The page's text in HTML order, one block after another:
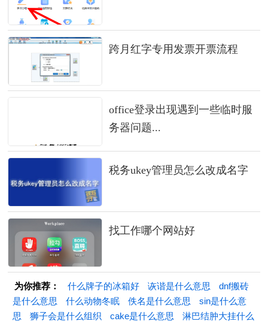
跨月红字专用发票开票流程
office登录出现遇到一些临时服
务器问题...
税务ukey管理员怎么改成名字
找工作哪个网站好
为你推荐： 什么牌子的冰箱好 诙谐是什么意思
dnf搬砖
是什么意思
什么动物冬眠 佚名是什么意思
sin是什么意
思
狮子会是什么组织 cake是什么意思 淋巴结肿大挂什么